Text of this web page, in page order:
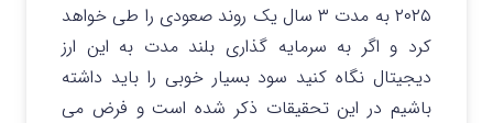
۲۰۲۵ به مدت ۳ سال یک روند صعودی را طی خواهد
کرد و اگر به سرمایه گذاری بلند مدت به این ارز
دیجیتال نگاه کنید سود بسیار خوبی را باید داشته
باشیم در این تحقیقات ذکر شده است و فرض می